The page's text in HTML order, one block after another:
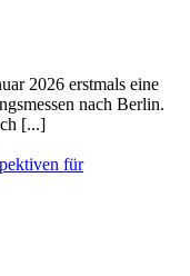
2026 erstmals eine
nach Berlin.
[...]
für